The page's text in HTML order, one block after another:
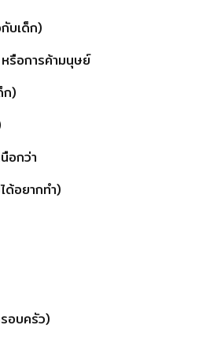
บเด็ก)
รือการค้ามนุษย์
ก)
อกว่า
ด้อยากทำ)
อบครัว)